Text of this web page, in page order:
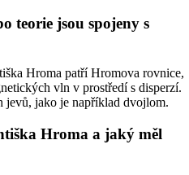
teorie jsou spojeny s
Hroma patří Hromova rovnice,
vln v prostředí s disperzí.
jevů, jako je například dvojlom.
Hroma a jaký měl